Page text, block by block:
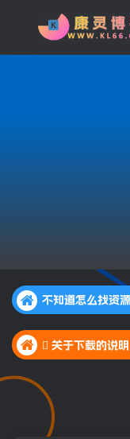
不知道怎么找资
不知道怎么找资
 关于下载的说
 关于下载的说
 关于下载的说